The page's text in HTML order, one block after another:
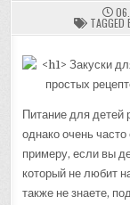
TAGGED
Питание для детей
однако очень
примеру, если вы
который не любит
также не знаете,